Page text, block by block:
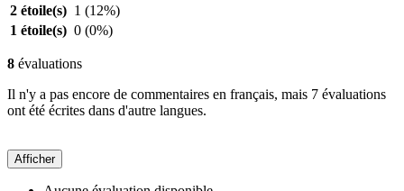
2 étoile(s) 1 (12%)
1 étoile(s) 0 (0%)
8 évaluations
Il n'y a pas encore de commentaires en français, mais 7 évaluations
ont été écrites dans d'autre langues.
Afficher